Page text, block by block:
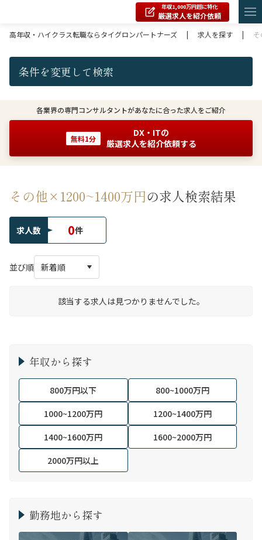
年収1,000万円超に特化
厳選求人を紹介依頼
高年収・ハイクラス転職ならタイグロンパートナーズ
| 求人を探す |
条件を変更して検索
各業界の専門コンサルタントがあなたに合った求人をご紹介
無料1分
DX・ITの
厳選求人を紹介依頼する
その他×1200~1400万円の求人検索結果
求人数 0件
並び順
該当する求人は見つかりませんでした。
年収から探す
800万円以下
800~1000万円
1000~1200万円
1200~1400万円
1400~1600万円
1600~2000万円
2000万円以上
勤務地から探す